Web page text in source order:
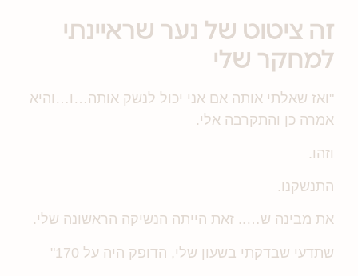
זה ציטוט של נער שראיינתי
למחקר שלי
"ואז שאלתי אותה אם אני יכול לנשק אותה…ו…והיא
אמרה כן והתקרבה אלי.
וזהו.
התנשקנו.
את מבינה ש….. זאת הייתה הנשיקה הראשונה שלי.
שתדעי שבדקתי בשעון שלי, הדופק היה על 170"